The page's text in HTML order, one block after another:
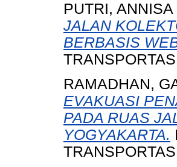
PUTRI, ANNISA
JALAN
BERBASIS
RAMADHAN,
EVAKUASI
PADA RUAS
YOGYAKARTA.